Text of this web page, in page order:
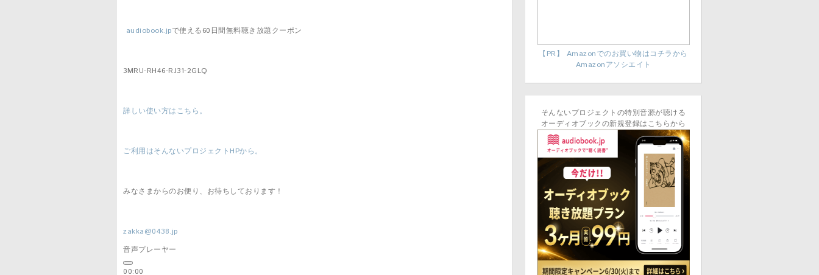
audiobook.jpで使える60日間無料聴き放題クーポン
3MRU-RH46-RJ31-2GLQ
詳しい使い方はこちら。
ご利用はそんないプロジェクトHPから。
みなさまからのお便り、お待ちしております！
zakka@0438.jp
音声プレーヤー
00:00
【PR】 Amazonでのお買い物はコチラから
Amazonアソシエイト
そんないプロジェクトの特別音源が聴ける
オーディオブックの新規登録はこちらから